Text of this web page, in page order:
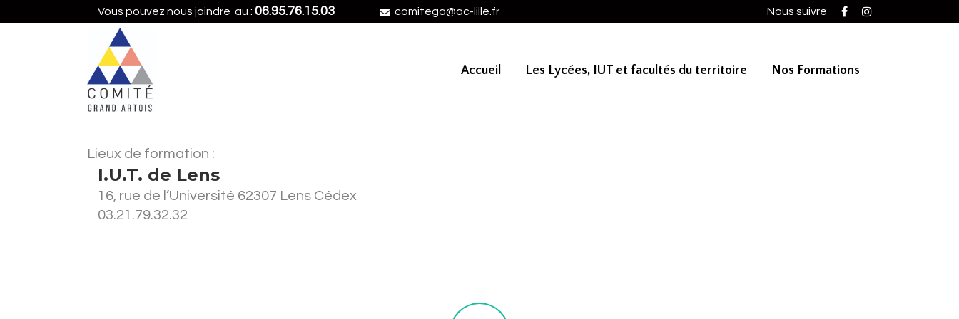
Vous pouvez nous joindre au : 06.95.76.15.03 comitega@ac-lille.fr Nous suivre
Accueil Les Lycées, IUT et facultés du territoire Nos Formations
Lieux de formation :
I.U.T. de Lens
16, rue de l’Université 62307 Lens Cédex
03.21.79.32.32